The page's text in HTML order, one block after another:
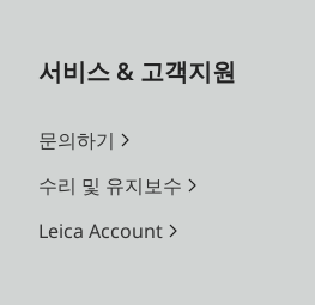
서비스 & 고객지원
문의하기
수리 및 유지보수
Leica Account